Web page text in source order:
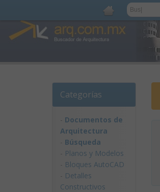
Categorías
- Documentos de
Arquitectura
- Búsqueda
- Planos y Modelos
- Bloques AutoCAD
- Detalles
Constructivos